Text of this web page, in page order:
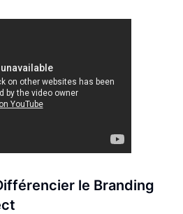
le Branding